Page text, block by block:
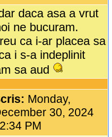
daca asa a vrut
ne bucuram.
ca i-ar placea sa
i s-a indeplinit
sa aud
Monday,
30, 2024
PM